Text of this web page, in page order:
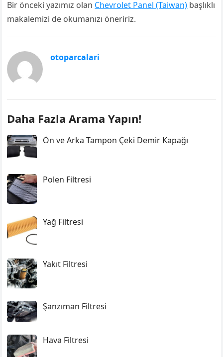
Bir önceki yazımız olan Chevrolet Panel (Taiwan) başlıklı
makalemizi de okumanızı öneririz.
otoparcalari
Daha Fazla Arama Yapın!
Ön ve Arka Tampon Çeki Demir Kapağı
Polen Filtresi
Yağ Filtresi
Yakıt Filtresi
Şanzıman Filtresi
Hava Filtresi